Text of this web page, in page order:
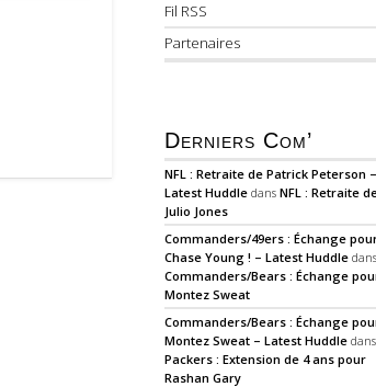
Fil RSS
Partenaires
Derniers Com’
NFL : Retraite de Patrick Peterson –
Latest Huddle dansNFL : Retraite
Julio Jones
Commanders/49ers : Échange
Chase Young ! – Latest Huddle dans
Commanders/Bears : Échange
Montez Sweat
Commanders/Bears : Échange
Montez Sweat – Latest Huddle dans
Packers : Extension de 4 ans pour
Rashan Gary